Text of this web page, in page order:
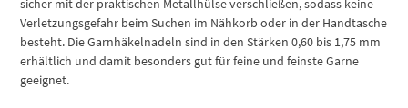
sicher mit der praktischen Metallhülse verschließen, sodass keine
Verletzungsgefahr beim Suchen im Nähkorb oder in der Handtasche
besteht. Die Garnhäkelnadeln sind in den Stärken 0,60 bis 1,75 mm
erhältlich und damit besonders gut für feine und feinste Garne
geeignet.